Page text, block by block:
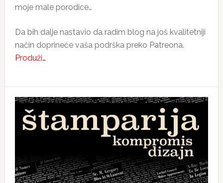
moje male porodice…
Da bih dalje nastavio da radim blog na još kvalitetniji
način doprineće vaša podrška preko Patreona.
Produži…